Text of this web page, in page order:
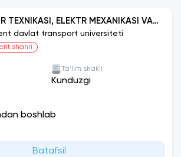
TEXNIKASI, ELEKTR MEXANIKASI VA
TEXNOLOGIYALARI (TEMIR YO‘L
davlat transport universiteti
shahri
Ta'lim shakli
Kunduzgi
boshlab
Batafsil